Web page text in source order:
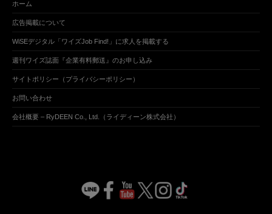
ホーム
広告掲載について
WiSEデジタル「ワイズJob Find!」に求人を掲載する
週刊ワイズ誌面『企業有料郵送』のお申し込み
サイトポリシー（プライバシーポリシー）
お問い合わせ
会社概要 – RyDEEN Co., Ltd.（ライディーン株式会社）